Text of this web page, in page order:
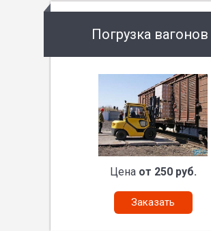
Погрузка вагонов
Цена от 250 руб.
Заказать